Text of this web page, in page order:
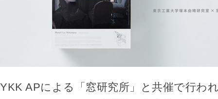
YKK APによる「窓研究所」と共催で行わ